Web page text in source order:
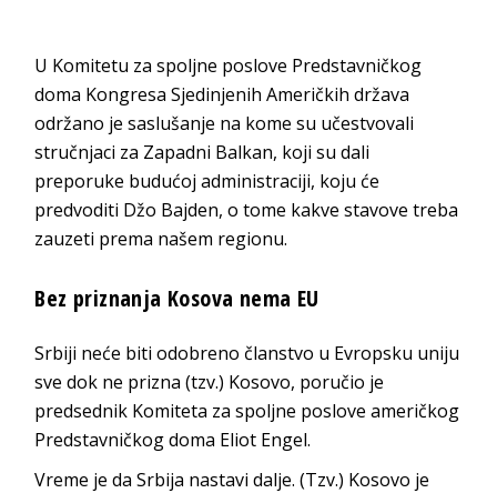
U Komitetu za spoljne poslove Predstavničkog
doma Kongresa Sjedinjenih Američkih država
održano je saslušanje na kome su učestvovali
stručnjaci za Zapadni Balkan, koji su dali
preporuke budućoj administraciji, koju će
predvoditi Džo Bajden, o tome kakve stavove treba
zauzeti prema našem regionu.
Bez priznanja Kosova nema EU
Srbiji neće biti odobreno članstvo u Evropsku uniju
sve dok ne prizna (tzv.) Kosovo, poručio je
predsednik Komiteta za spoljne poslove američkog
Predstavničkog doma Eliot Engel.
Vreme je da Srbija nastavi dalje. (Tzv.) Kosovo je